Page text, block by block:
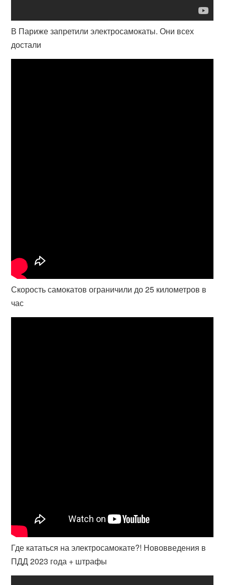
В Париже запретили электросамокаты. Они всех
достали
Скорость самокатов ограничили до 25 километров в
час
Где кататься на электросамокате?! Нововведения в
ПДД 2023 года + штрафы